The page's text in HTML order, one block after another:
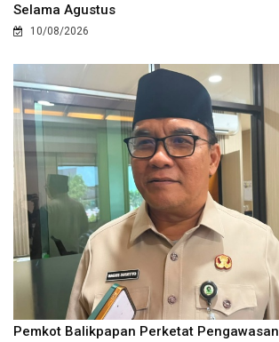
Selama Agustus
10/08/2026
Pemkot Balikpapan Perketat Pengawasan